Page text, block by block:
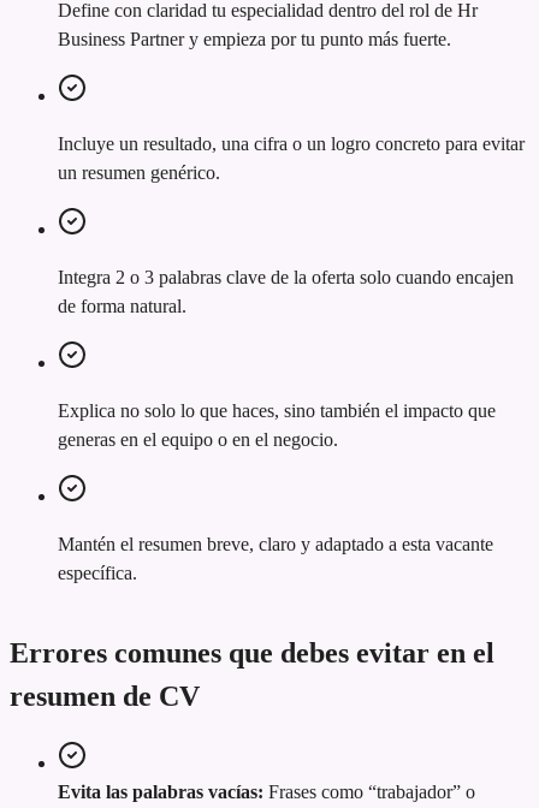
Define con claridad tu especialidad dentro del rol de Hr
Business Partner y empieza por tu punto más fuerte.
Incluye un resultado, una cifra o un logro concreto para evitar
un resumen genérico.
Integra 2 o 3 palabras clave de la oferta solo cuando encajen
de forma natural.
Explica no solo lo que haces, sino también el impacto que
generas en el equipo o en el negocio.
Mantén el resumen breve, claro y adaptado a esta vacante
específica.
Errores comunes que debes evitar en el
resumen de CV
Evita las palabras vacías: Frases como “trabajador” o